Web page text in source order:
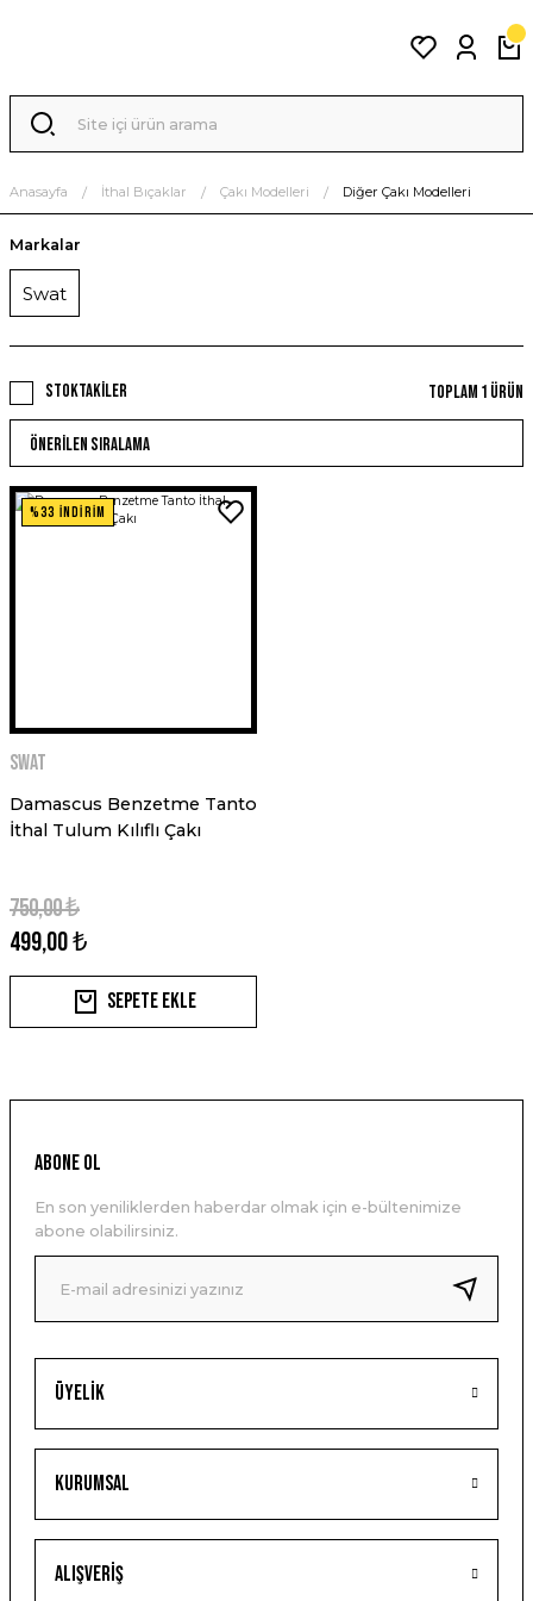
Anasayfa İthal Bıçaklar Çakı Modelleri Diğer Çakı Modelleri
Markalar
Swat
Stoktakiler Toplam 1 ürün
%33 İNDİRİM
Swat
Damascus Benzetme Tanto
İthal Tulum Kılıflı Çakı
499,00 ₺
750,00 ₺
Sepete Ekle
Üyelik
Kurumsal
Alışveriş
ABONE OL
En son yeniliklerden haberdar olmak için e-bültenimize
abone olabilirsiniz.